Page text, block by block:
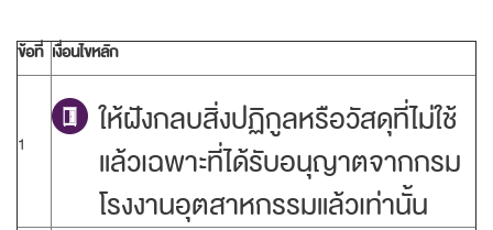
ข้อที่ เงื่อนไขหลัก
1
ให้ฝังกลบสิ่งปฏิกูลหรือวัสดุที่ไม่ใช้
แล้วเฉพาะที่ได้รับอนุญาตจากกรม
โรงงานอุตสาหกรรมแล้วเท่านั้น